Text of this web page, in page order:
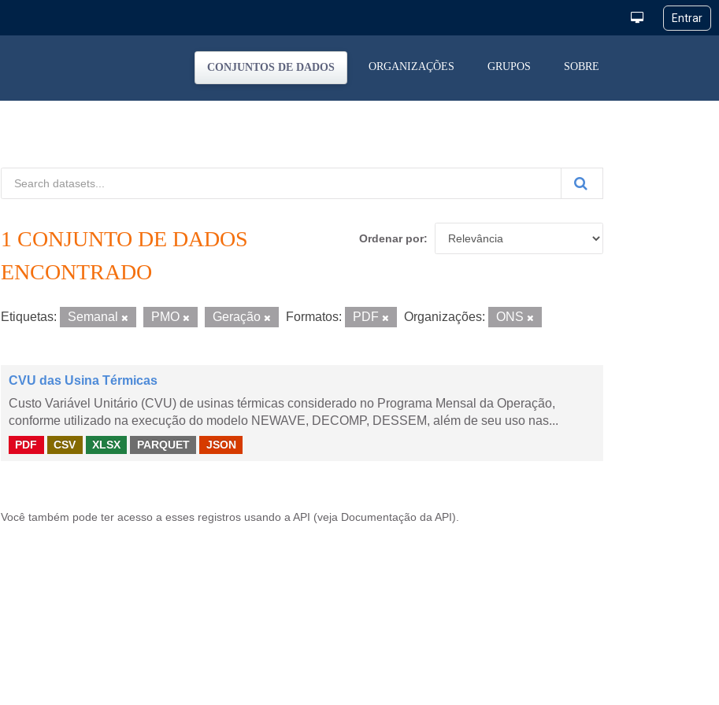
CONJUNTOS DE DADOS ORGANIZAÇÕES GRUPOS SOBRE
Ordenar por
1 CONJUNTO DE DADOS
ENCONTRADO
Etiquetas: Semanal PMO Geração Formatos: PDF Organizações: ONS
CVU das Usina Térmicas
Custo Variável Unitário (CVU) de usinas térmicas considerado no Programa Mensal da Operação,
conforme utilizado na execução do modelo NEWAVE, DECOMP, DESSEM, além de seu uso nas...
PDF CSV XLSX PARQUET JSON
Você também pode ter acesso a esses registros usando a API (veja Documentação da API ).